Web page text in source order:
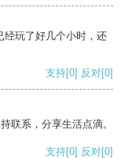
经玩了好几个小时，还
支持[0] 反对[0]
联系，分享生活点滴。
支持[0] 反对[0]